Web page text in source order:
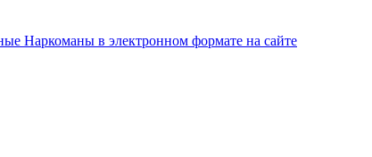
Наркоманы в электронном формате на сайте